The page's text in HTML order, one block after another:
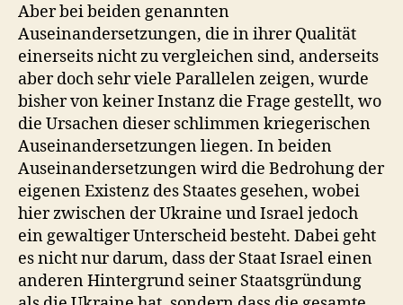
Aber bei beiden genannten
Auseinandersetzungen, die in ihrer Qualität
einerseits nicht zu vergleichen sind, anderseits
aber doch sehr viele Parallelen zeigen, wurde
bisher von keiner Instanz die Frage gestellt, wo
die Ursachen dieser schlimmen kriegerischen
Auseinandersetzungen liegen. In beiden
Auseinandersetzungen wird die Bedrohung der
eigenen Existenz des Staates gesehen, wobei
hier zwischen der Ukraine und Israel jedoch
ein gewaltiger Unterscheid besteht. Dabei geht
es nicht nur darum, dass der Staat Israel einen
anderen Hintergrund seiner Staatsgründung